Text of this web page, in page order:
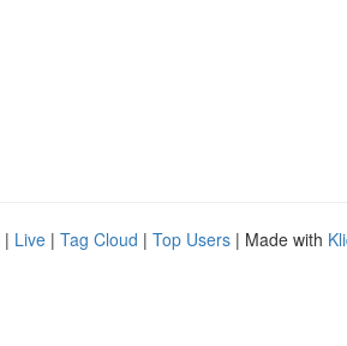
| Live | Tag Cloud | Top Users | Made with